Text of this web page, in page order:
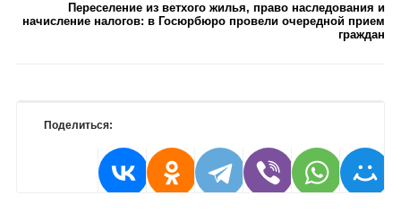
Переселение из ветхого жилья, право наследования и
начисление налогов: в Госюрбюро провели очередной прием
граждан
Поделиться: